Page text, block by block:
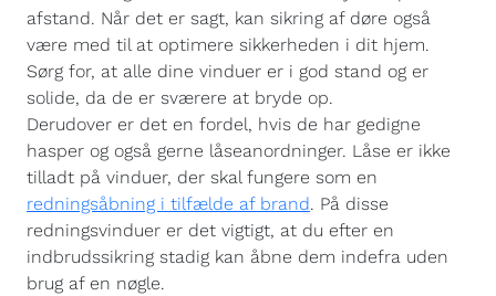
afstand. Når det er sagt, kan sikring af døre også
være med til at optimere sikkerheden i dit hjem.
Sørg for, at alle dine vinduer er i god stand og er
solide, da de er sværere at bryde op.
Derudover er det en fordel, hvis de har gedigne
hasper og også gerne låseanordninger. Låse er ikke
tilladt på vinduer, der skal fungere som en
redningsåbning i tilfælde af brand. På disse
redningsvinduer er det vigtigt, at du efter en
indbrudssikring stadig kan åbne dem indefra uden
brug af en nøgle.